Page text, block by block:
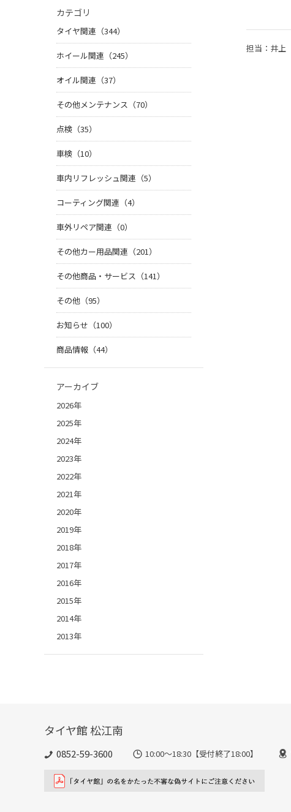
担当：井上
カテゴリ
タイヤ関連（344）
ホイール関連（245）
オイル関連（37）
その他メンテナンス（70）
点検（35）
車検（10）
車内リフレッシュ関連（5）
コーティング関連（4）
車外リペア関連（0）
その他カー用品関連（201）
その他商品・サービス（141）
その他（95）
お知らせ（100）
商品情報（44）
アーカイブ
2026年
2025年
2024年
2023年
2022年
2021年
2020年
2019年
2018年
2017年
2016年
2015年
2014年
2013年
タイヤ館 松江南
0852-59-3600 10:00～18:30【受付終了18:00】